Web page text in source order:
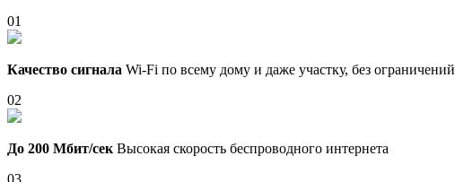
01
Качество сигнала Wi-Fi по всему дому и даже участку, без ограничений
02
До 200 Мбит/сек Высокая скорость беспроводного интернета
03